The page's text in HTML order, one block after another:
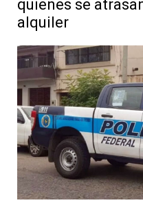
quienes se
alquiler